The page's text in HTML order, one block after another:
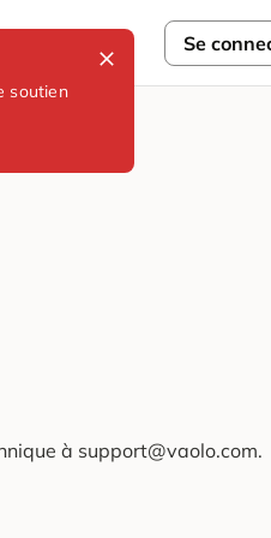
soutien
Se
à support@vaolo.com.